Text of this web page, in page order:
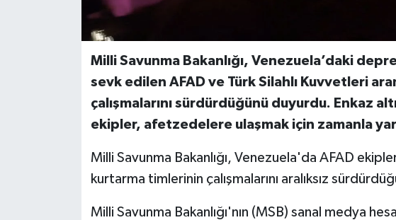
Milli Savunma Bakanlığı, Venezuela’daki
sevk edilen AFAD ve Türk Silahlı Kuvvetleri
çalışmalarını sürdürdüğünü duyurdu. Enkaz
ekipler, afetzedelere ulaşmak için zamanla
Milli Savunma Bakanlığı, Venezuela'da AFAD
kurtarma timlerinin çalışmalarını aralıksız
Milli Savunma Bakanlığı'nın (MSB) sanal medya